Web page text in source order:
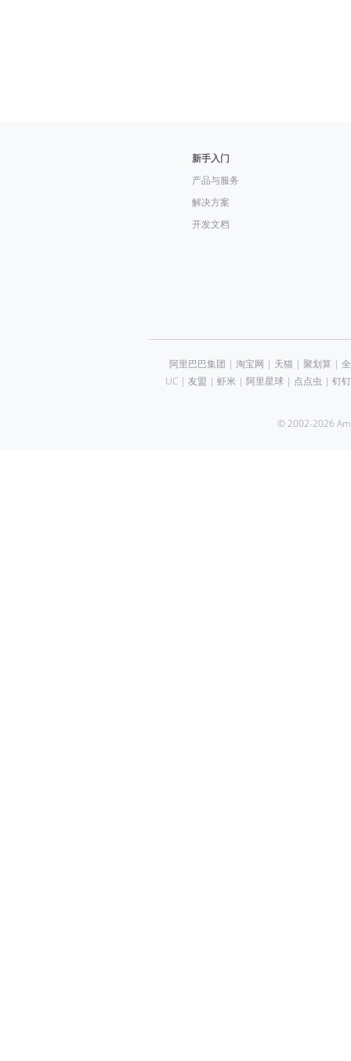
新手入门
产品与服务
解决方案
开发文档
阿里巴巴集团 | 淘宝网 | 天猫| 聚划算 |
UC| 友盟 | 虾米 | 阿里星球| 点点虫 | 钉钉
© 2002-2026